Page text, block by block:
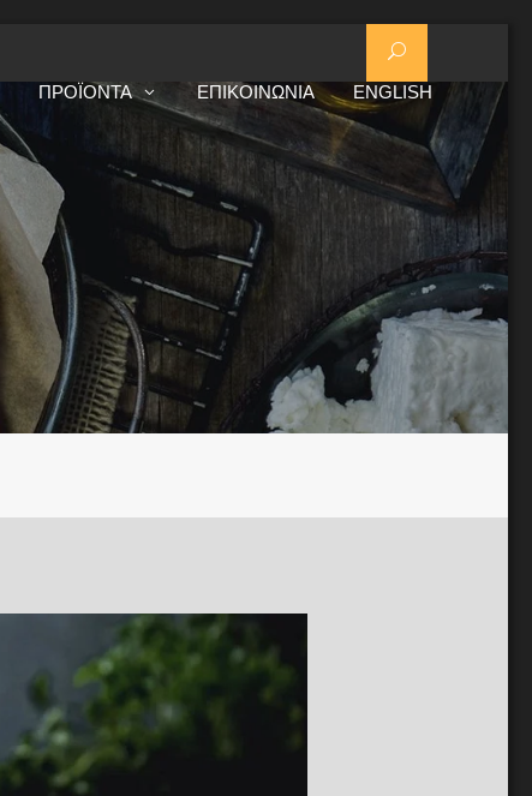
ΠΡΟΪΌΝΤΑ ΕΠΙΚΟΙΝΩΝΊΑ ENGLISH